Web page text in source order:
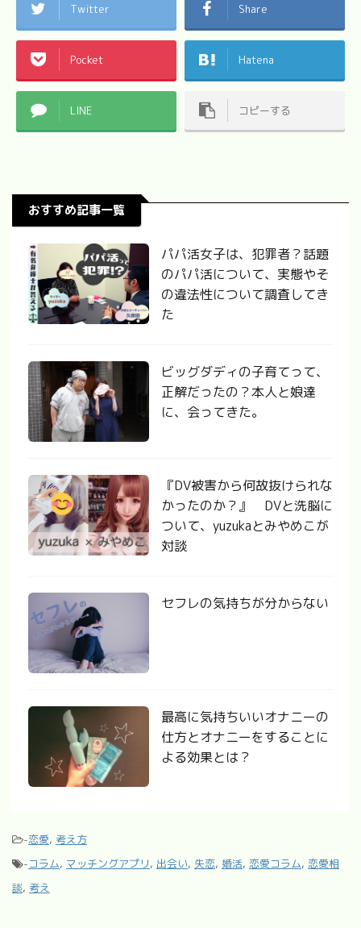
Twitter Share
Pocket Hatena
LINE コピーする
おすすめ記事一覧
パパ活女子は、犯罪者？話題
のパパ活について、実態やそ
の違法性について調査してき
た
ビッグダディの子育てって、
正解だったの？本人と娘達
に、会ってきた。
『DV被害から何故抜けられな
かったのか？』 DVと洗脳に
ついて、yuzukaとみやめこが
対談
セフレの気持ちが分からない
最高に気持ちいいオナニーの
仕方とオナニーをすることに
よる効果とは？
-恋愛, 考え方
-コラム, マッチングアプリ, 出会い, 失恋, 婚活, 恋愛コラム, 恋愛相
談, 考え